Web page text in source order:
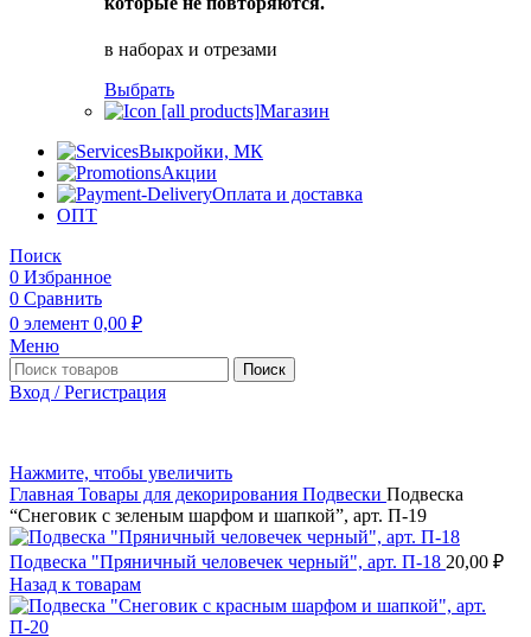
в наборах и отрезами
Выбрать
Магазин
Выкройки, МК
Акции
Оплата и доставка
ОПТ
Поиск
0 Избранное
0 Сравнить
0 элемент 0,00 ₽
Меню
Поиск
Вход / Регистрация
Нажмите, чтобы увеличить
Главная Товары для декорирования Подвески Подвеска
“Снеговик с зеленым шарфом и шапкой”, арт. П-19
Подвеска "Пряничный человечек черный", арт. П-18 20,00 ₽
Назад к товарам